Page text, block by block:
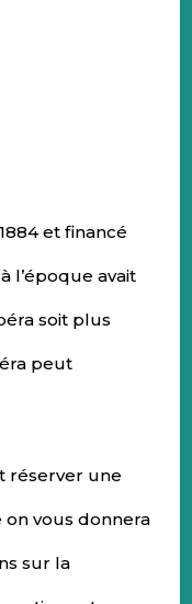
et financé
l’époque avait
soit plus
peut
réserver une
vous donnera
sur la